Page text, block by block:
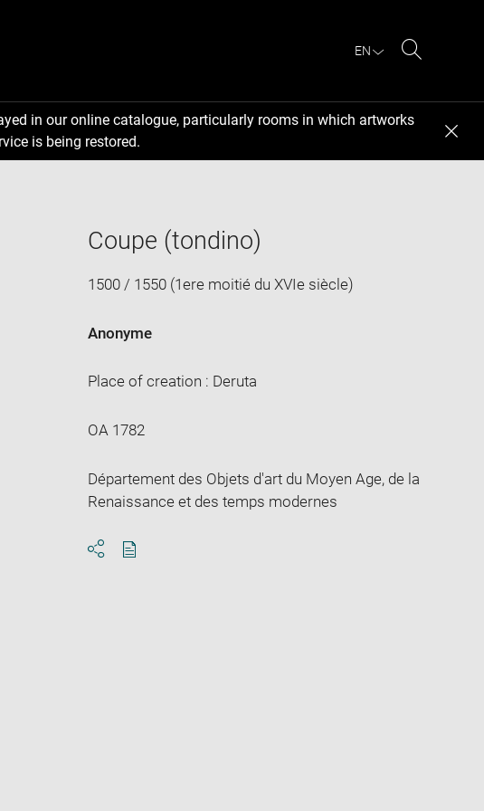
EN
in our online catalogue, particularly rooms in which artworks
is being restored.
Coupe (tondino)
1500 / 1550 (1ere moitié du XVIe siècle)
Anonyme
Place of creation : Deruta
OA 1782
Département des Objets d'art du Moyen Age, de la
Renaissance et des temps modernes